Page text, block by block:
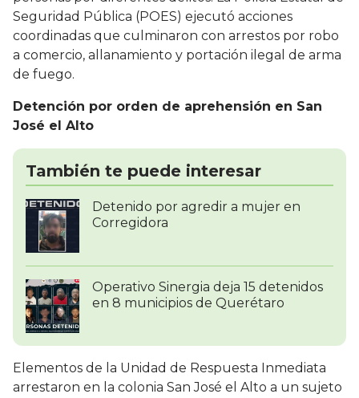
Seguridad Pública (POES) ejecutó acciones
coordinadas que culminaron con arrestos por robo
a comercio, allanamiento y portación ilegal de arma
de fuego.
Detención por orden de aprehensión en San
José el Alto
También te puede interesar
Detenido por agredir a mujer en
Corregidora
Operativo Sinergia deja 15 detenidos
en 8 municipios de Querétaro
Elementos de la Unidad de Respuesta Inmediata
arrestaron en la colonia San José el Alto a un sujeto